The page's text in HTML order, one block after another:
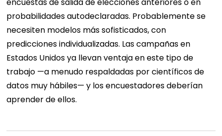
probabilidades autodeclaradas. Probablemente se
necesiten modelos más sofisticados, con
predicciones individualizadas. Las campañas en
Estados Unidos ya llevan ventaja en este tipo de
trabajo —a menudo respaldadas por científicos de
datos muy hábiles— y los encuestadores deberían
aprender de ellos.